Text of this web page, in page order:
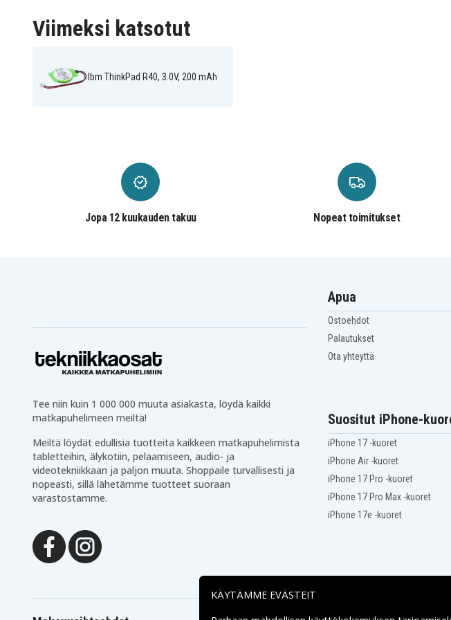
Viimeksi katsotut
Ibm ThinkPad R40, 3.0V, 200 mAh
Jopa 12 kuukauden takuu Nopeat toimitukset
Tee niin kuin 1 000 000 muuta asiakasta, löydä kaikki
matkapuhelimeen meiltä!
Meiltä löydät edullisia tuotteita kaikkeen matkapuhelimista
tabletteihin, älykotiin, pelaamiseen, audio- ja
videotekniikkaan ja paljon muuta. Shoppaile turvallisesti ja
nopeasti, sillä lähetämme tuotteet suoraan
varastostamme.
Apua
Ostoehdot
Palautukset
Ota yhteyttä
Suositut iPhone-
iPhone 17 -kuoret
iPhone Air -kuoret
iPhone 17 Pro -kuoret
iPhone 17 Pro Max -kuoret
iPhone 17e -kuoret
KÄYTÄMME EVÄSTEIT